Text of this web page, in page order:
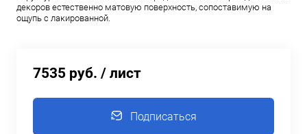
декоров естественно матовую поверхность, сопоставимую на
ощупь с лакированной.
7535 руб. / лист
Подписаться